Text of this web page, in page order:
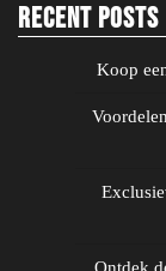
Recent Posts
Koop